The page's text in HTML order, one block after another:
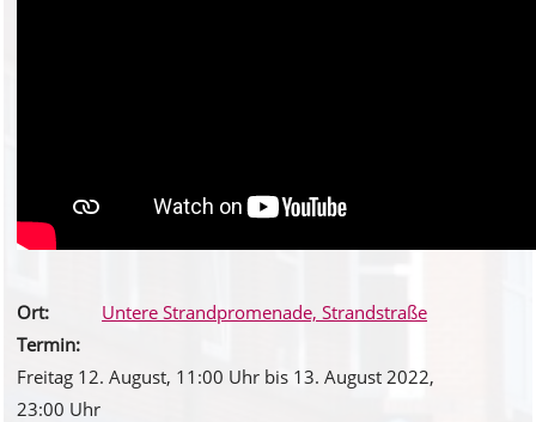
Ort:
Untere Strandpromenade, Strandstraße
Termin:
Freitag 12. August, 11 :00 Uhr bis 13. August 2022,
23:00 Uhr